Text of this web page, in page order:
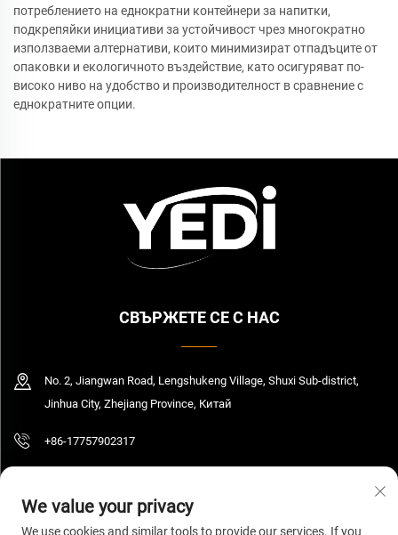
потреблението на еднократни контейнери за напитки,
подкрепяйки инициативи за устойчивост чрез многократно
използваеми алтернативи, които минимизират отпадъците от
опаковки и екологичното въздействие, като осигуряват по-
високо ниво на удобство и производителност в сравнение с
еднократните опции.
СВЪРЖЕТЕ СЕ С НАС
No. 2, Jiangwan Road, Lengshukeng Village, Shuxi Sub-district,
Jinhua City, Zhejiang Province, Китай
+86-17757902317
We value your privacy
We use cookies and similar tools to provide our services. If you